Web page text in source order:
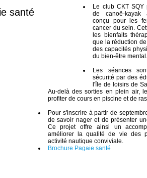
Le club CKT SQY
de canoë-kayak
conçu pour les
cancer du sein.
les bienfaits
que la réduction
des capacités
du bien-être
Les séances
sécurité par des
l'île de loisirs de
Au-delà des sorties en plein air,
profiter de cours en piscine et de
Pour s'inscrire à partir de
de savoir nager et de présenter
Ce projet offre ainsi un
améliorer la qualité de vie des
activité nautique conviviale.
Brochure Pagaie santé